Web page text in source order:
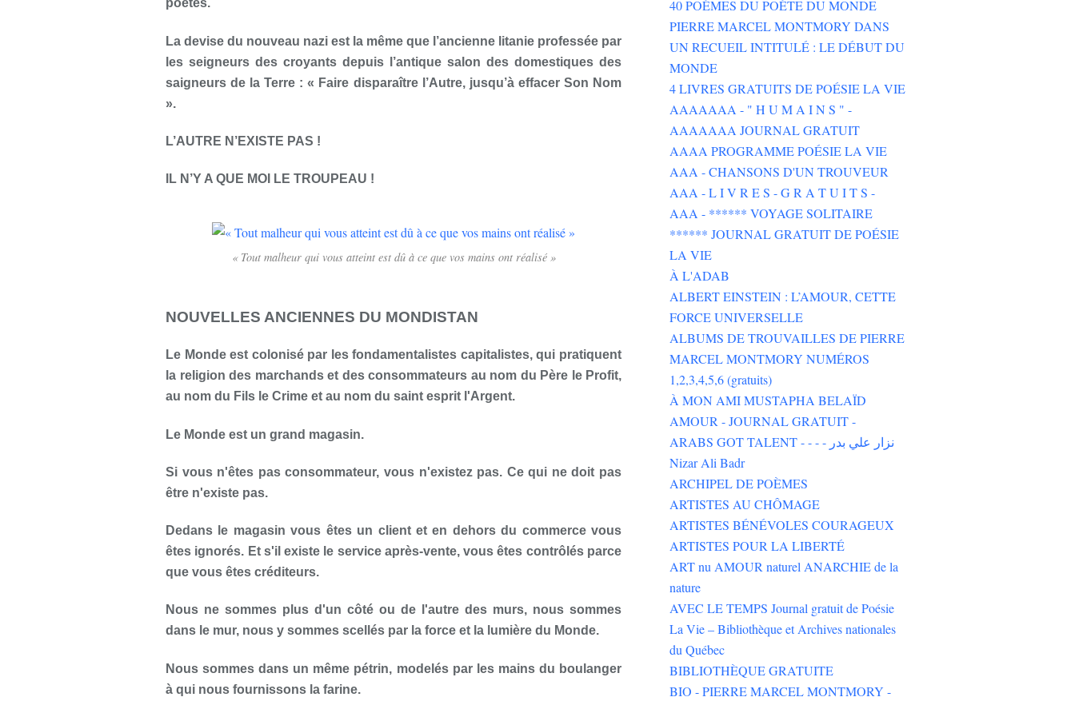
poètes.
La devise du nouveau nazi est la même que l’ancienne litanie professée par
les seigneurs des croyants depuis l’antique salon des domestiques des
saigneurs de la Terre : « Faire disparaître l’Autre, jusqu’à effacer Son Nom
».
L’AUTRE N’EXISTE PAS !
IL N’Y A QUE MOI LE TROUPEAU !
« Tout malheur qui vous atteint est dû à ce que vos mains ont réalisé »
NOUVELLES ANCIENNES DU MONDISTAN
Le Monde est colonisé par les fondamentalistes capitalistes, qui pratiquent
la religion des marchands et des consommateurs au nom du Père le Profit,
au nom du Fils le Crime et au nom du saint esprit l'Argent.
Le Monde est un grand magasin.
Si vous n'êtes pas consommateur, vous n'existez pas. Ce qui ne doit pas
être n'existe pas.
Dedans le magasin vous êtes un client et en dehors du commerce vous
êtes ignorés. Et s'il existe le service après-vente, vous êtes contrôlés parce
que vous êtes créditeurs.
Nous ne sommes plus d'un côté ou de l'autre des murs, nous sommes
dans le mur, nous y sommes scellés par la force et la lumière du Monde.
Nous sommes dans un même pétrin, modelés par les mains du boulanger
à qui nous fournissons la farine.
40 POÈMES DU POÈTE DU MONDE
PIERRE MARCEL MONTMORY DANS
UN RECUEIL INTITULÉ : LE DÉBUT DU
MONDE
4 LIVRES GRATUITS DE POÉSIE LA VIE
AAAAAAA - " H U M A I N S " -
AAAAAAA JOURNAL GRATUIT
AAAA PROGRAMME POÉSIE LA VIE
AAA - CHANSONS D'UN TROUVEUR
AAA - L I V R E S - G R A T U I T S -
AAA - ****** VOYAGE SOLITAIRE
****** JOURNAL GRATUIT DE POÉSIE
LA VIE
À L'ADAB
ALBERT EINSTEIN : L’AMOUR, CETTE
FORCE UNIVERSELLE
ALBUMS DE TROUVAILLES DE PIERRE
MARCEL MONTMORY NUMÉROS
1,2,3,4,5,6 (gratuits)
À MON AMI MUSTAPHA BELAÏD
AMOUR - JOURNAL GRATUIT -
ARABS GOT TALENT - - - - نزار علي بدر
Nizar Ali Badr
ARCHIPEL DE POÈMES
ARTISTES AU CHÔMAGE
ARTISTES BÉNÉVOLES COURAGEUX
ARTISTES POUR LA LIBERTÉ
ART nu AMOUR naturel ANARCHIE de la
nature
AVEC LE TEMPS Journal gratuit de Poésie
La Vie – Bibliothèque et Archives nationales
du Québec
BIBLIOTHÈQUE GRATUITE
BIO - PIERRE MARCEL MONTMORY -